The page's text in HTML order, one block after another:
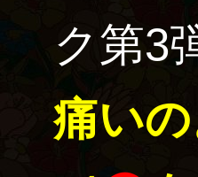
ク第3
痛い